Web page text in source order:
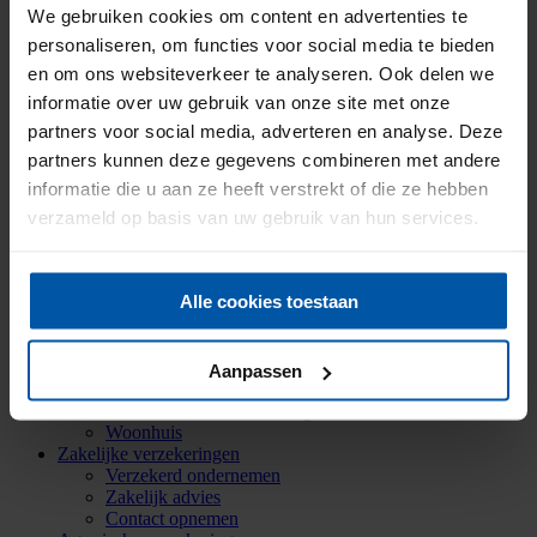
We gebruiken cookies om content en advertenties te
personaliseren, om functies voor social media te bieden
en om ons websiteverkeer te analyseren. Ook delen we
informatie over uw gebruik van onze site met onze
partners voor social media, adverteren en analyse. Deze
partners kunnen deze gegevens combineren met andere
informatie die u aan ze heeft verstrekt of die ze hebben
verzameld op basis van uw gebruik van hun services.
Alle cookies toestaan
Aanpassen
Historie
Mijn Onderlinge
Menu Menu
Particuliere verzekeringen
Aansprakelijkheid
Auto
Bromfiets
Caravan
Kostbaarheden
Mobiele dekking
Oldtimer
Woonhuis
Zakelijke verzekeringen
Verzekerd ondernemen
Zakelijk advies
Contact opnemen